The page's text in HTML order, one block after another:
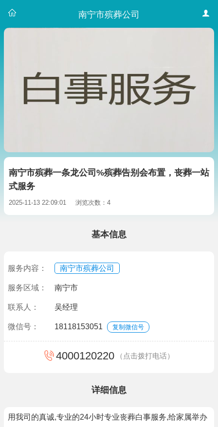
南宁市殡葬公司
南宁市殡葬一条龙公司%殡葬告别会布置，丧葬一站
式服务
2025-11-13 22:09:01 浏览次数：4
基本信息
服务内容： 南宁市殡葬公司
服务区域： 南宁市
联系人： 吴经理
微信号： 18118153051 复制微信号
4000120220 （点击拨打电话）
详细信息
用我司的真诚,专业的24小时专业丧葬白事服务,给家属举办